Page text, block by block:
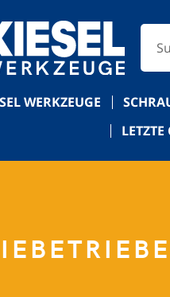
WERKZEUGE
LETZTE